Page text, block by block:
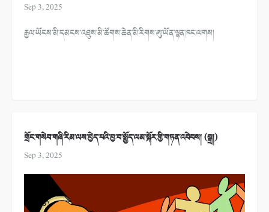
Sep 3, 2025
རྒྱལ་ཡོངས་མི་དམངས་འཐུས་མི་ཚོགས་ཆེན་མི་རིགས་ཨུ་ཡོན་ལྷན་ཁང་ལགས།
གྲོང་གསེབ་གཞི་རིམ་ལས་བྱེད་པའི་བྱ་བ་སྤྱོད་ལམ་སྐོར་གྱི་གཏན་འབེབས། (སྒྲ།)
Sep 3, 2025